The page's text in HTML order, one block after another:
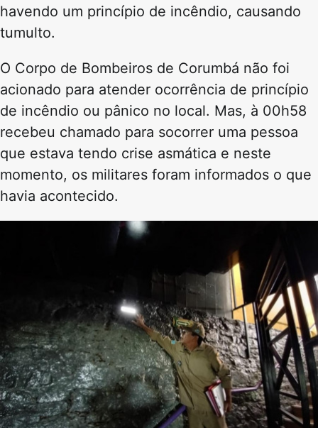
havendo um princípio de incêndio, causando
tumulto.
O Corpo de Bombeiros de Corumbá não foi
acionado para atender ocorrência de princípio
de incêndio ou pânico no local. Mas, à 00h58
recebeu chamado para socorrer uma pessoa
que estava tendo crise asmática e neste
momento, os militares foram informados o que
havia acontecido.